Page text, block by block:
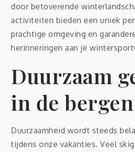
door betoverende
activiteiten bieden een uniek
prachtige omgeving en
herinneringen aan je
Duurzaam
in de bergen
Duurzaamheid wordt steeds
tijdens onze vakanties. Veel